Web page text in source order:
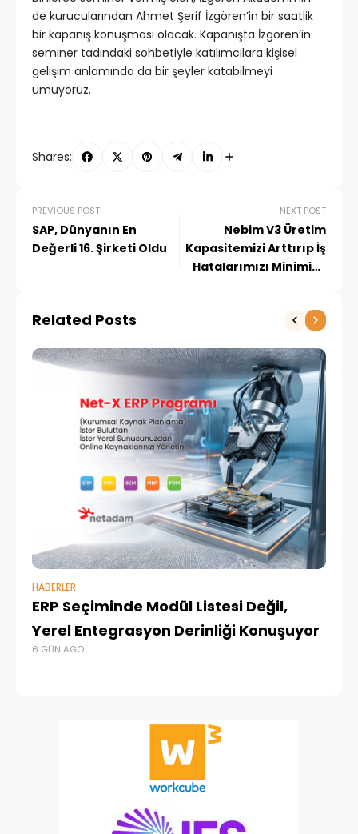
de kurucularından Ahmet Şerif İzgören’in bir saatlik
bir kapanış konuşması olacak. Kapanışta İzgören’in
seminer tadındaki sohbetiyle katılımcılara kişisel
gelişim anlamında da bir şeyler katabilmeyi
umuyoruz.
Shares:
PREVIOUS POST
SAP, Dünyanın En
Değerli 16. Şirketi Oldu
NEXT POST
Nebim V3 Üretim
Kapasitemizi Arttırıp İş
Hatalarımızı Minimize
Related Posts
HABERLER
ERP Seçiminde Modül Listesi Değil,
Yerel Entegrasyon Derinliği Konuşuyor
6 GÜN AGO